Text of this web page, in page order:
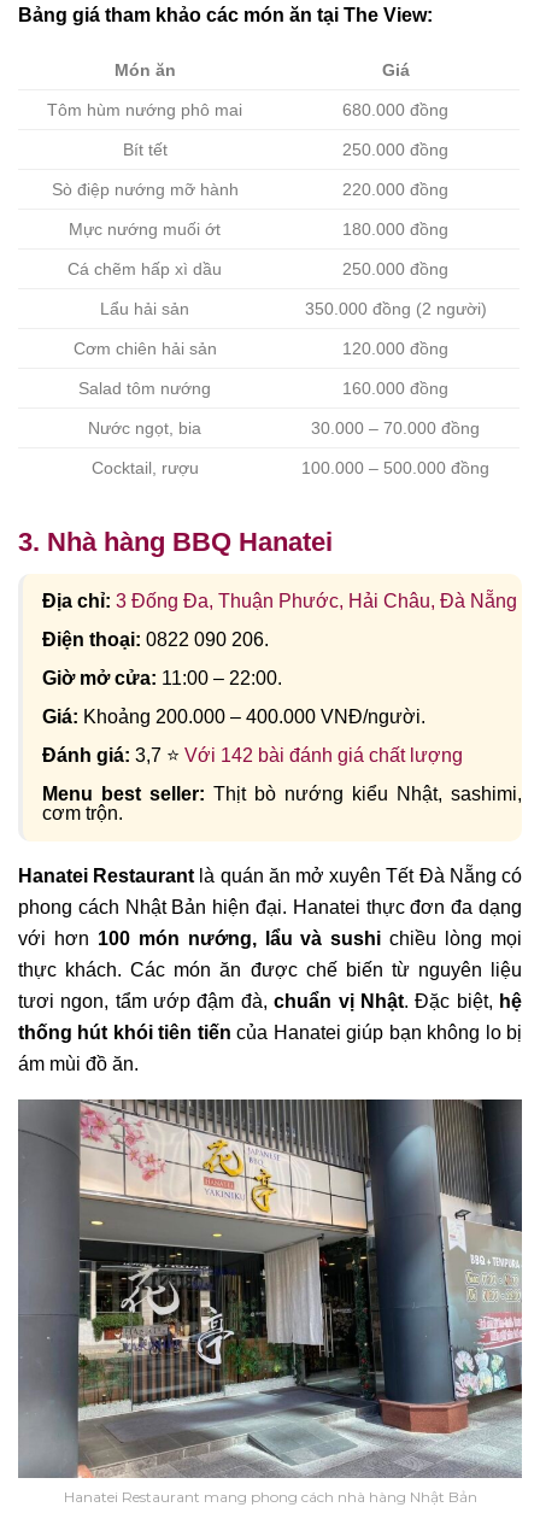
Bảng giá tham khảo các món ăn tại The View:
Món ăn Giá
Tôm hùm nướng phô mai 680.000 đồng
Bít tết 250.000 đồng
Sò điệp nướng mỡ hành 220.000 đồng
Mực nướng muối ớt 180.000 đồng
Cá chẽm hấp xì dầu 250.000 đồng
Lẩu hải sản 350.000 đồng (2 người)
Cơm chiên hải sản 120.000 đồng
Salad tôm nướng 160.000 đồng
Nước ngọt, bia 30.000 – 70.000 đồng
Cocktail, rượu 100.000 – 500.000 đồng
3. Nhà hàng BBQ Hanatei
Địa chỉ: 3 Đống Đa, Thuận Phước, Hải Châu, Đà Nẵng
Điện thoại: 0822 090 206.
Giờ mở cửa: 11:00 – 22:00.
Giá: Khoảng 200.000 – 400.000 VNĐ/người.
Đánh giá: 3,7 ⭐ Với 142 bài đánh giá chất lượng
Menu best seller: Thịt bò nướng kiểu Nhật, sashimi,
cơm trộn.
Hanatei Restaurant là quán ăn mở xuyên Tết Đà Nẵng có
phong cách Nhật Bản hiện đại. Hanatei thực đơn đa dạng
với hơn 100 món nướng, lẩu và sushi chiều lòng mọi
thực khách. Các món ăn được chế biến từ nguyên liệu
tươi ngon, tẩm ướp đậm đà,chuẩn vị Nhật. Đặc biệt, hệ
thống hút khói tiên tiến của Hanatei giúp bạn không lo bị
ám mùi đồ ăn.
Hanatei Restaurant mang phong cách nhà hàng Nhật Bản